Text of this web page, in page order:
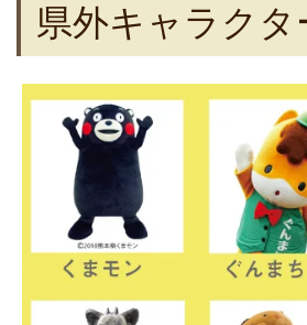
県外キャラクタ